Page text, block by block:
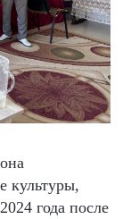
культуры,
года после